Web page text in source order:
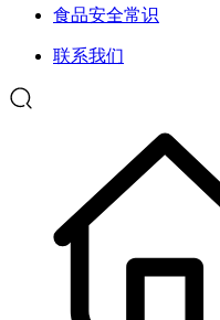
食品安全常识
联系我们